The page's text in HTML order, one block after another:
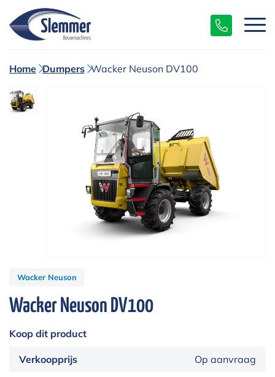
Home Dumpers Wacker Neuson DV100
Wacker Neuson
Wacker Neuson DV100
Koop dit product
Verkoopprijs Op aanvraag